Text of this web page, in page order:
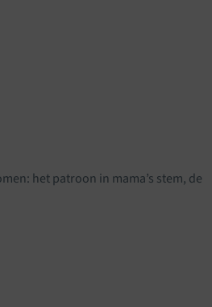
het patroon in mama’s stem, de